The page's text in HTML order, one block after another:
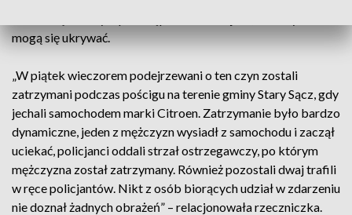
mogą się ukrywać.
„W piątek wieczorem podejrzewani o ten czyn zostali
zatrzymani podczas pościgu na terenie gminy Stary Sącz, gdy
jechali samochodem marki Citroen. Zatrzymanie było bardzo
dynamiczne, jeden z mężczyzn wysiadł z samochodu i zaczął
uciekać, policjanci oddali strzał ostrzegawczy, po którym
mężczyzna został zatrzymany. Również pozostali dwaj trafili
w ręce policjantów. Nikt z osób biorących udział w zdarzeniu
nie doznał żadnych obrażeń” – relacjonowała rzeczniczka.